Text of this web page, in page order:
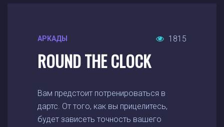
АРКАДЫ 1815
ROUND THE CLOCK
Вам предстоит потренироваться в
дартс. От того, как вы прицелитесь,
будет зависеть точность вашего